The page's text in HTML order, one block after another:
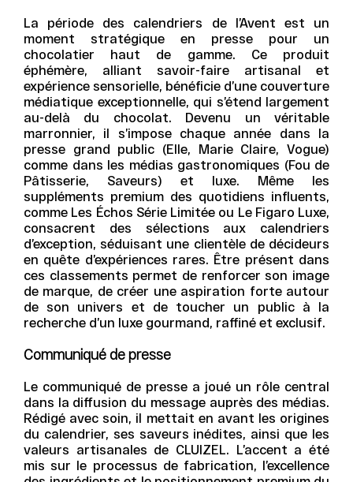
La période des calendriers de l’Avent est un
moment stratégique en presse pour un
chocolatier haut de gamme. Ce produit
éphémère, alliant savoir-faire artisanal et
expérience sensorielle, bénéficie d’une couverture
médiatique exceptionnelle, qui s’étend largement
au-delà du chocolat. Devenu un véritable
marronnier, il s’impose chaque année dans la
presse grand public (Elle, Marie Claire, Vogue)
comme dans les médias gastronomiques (Fou de
Pâtisserie, Saveurs) et luxe. Même les
suppléments premium des quotidiens influents,
comme Les Échos Série Limitée ou Le Figaro Luxe,
consacrent des sélections aux calendriers
d’exception, séduisant une clientèle de décideurs
en quête d’expériences rares. Être présent dans
ces classements permet de renforcer son image
de marque, de créer une aspiration forte autour
de son univers et de toucher un public à la
recherche d’un luxe gourmand, raffiné et exclusif.
Communiqué de presse
Le communiqué de presse a joué un rôle central
dans la diffusion du message auprès des médias.
Rédigé avec soin, il mettait en avant les origines
du calendrier, ses saveurs inédites, ainsi que les
valeurs artisanales de CLUIZEL. L’accent a été
mis sur le processus de fabrication, l’excellence